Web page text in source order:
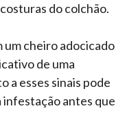
do colchão.
um cheiro adocicado
de uma
a esses sinais pode
antes que